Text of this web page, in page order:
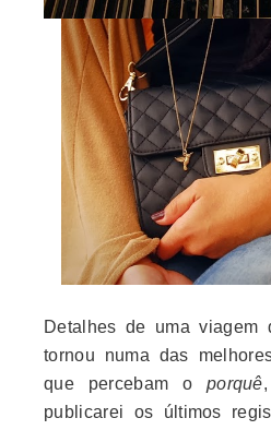
Detalhes de uma viagem
tornou numa das
que percebam o porquê
publicarei os últimos